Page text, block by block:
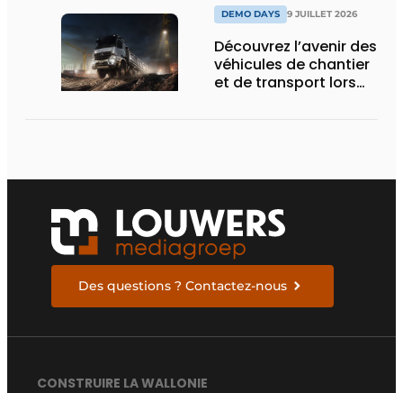
DEMO DAYS 9 JUILLET 2026
Découvrez l’avenir des
véhicules de chantier
et de transport lors
Des questions ? Contactez-nous
CONSTRUIRE LA WALLONIE